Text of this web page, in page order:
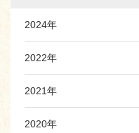
2024年
2022年
2021年
2020年